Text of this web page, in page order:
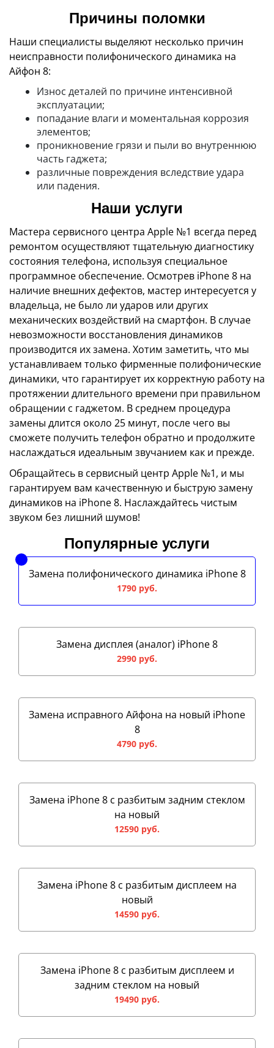
Причины поломки
Наши специалисты выделяют несколько причин
неисправности полифонического динамика на
Айфон 8:
Износ деталей по причине интенсивной
эксплуатации;
попадание влаги и моментальная коррозия
элементов;
проникновение грязи и пыли во внутреннюю
часть гаджета;
различные повреждения вследствие удара
или падения.
Наши услуги
Мастера сервисного центра Apple №1 всегда перед
ремонтом осуществляют тщательную диагностику
состояния телефона, используя специальное
программное обеспечение. Осмотрев iPhone 8 на
наличие внешних дефектов, мастер интересуется у
владельца, не было ли ударов или других
механических воздействий на смартфон. В случае
невозможности восстановления динамиков
производится их замена. Хотим заметить, что мы
устанавливаем только фирменные полифонические
динамики, что гарантирует их корректную работу на
протяжении длительного времени при правильном
обращении с гаджетом. В среднем процедура
замены длится около 25 минут, после чего вы
сможете получить телефон обратно и продолжите
наслаждаться идеальным звучанием как и прежде.
Обращайтесь в сервисный центр Apple №1, и мы
гарантируем вам качественную и быструю замену
динамиков на iPhone 8. Наслаждайтесь чистым
звуком без лишний шумов!
Популярные услуги
Замена полифонического динамика iPhone 8
1790 руб.
Замена дисплея (аналог) iPhone 8
2990 руб.
Замена исправного Айфона на новый iPhone
8
4790 руб.
Замена iPhone 8 с разбитым задним стеклом
на новый
12590 руб.
Замена iPhone 8 с разбитым дисплеем на
новый
14590 руб.
Замена iPhone 8 с разбитым дисплеем и
задним стеклом на новый
19490 руб.